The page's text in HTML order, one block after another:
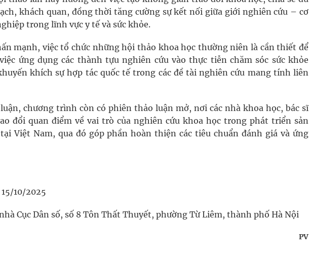
khách quan, đồng thời tăng cường sự kết nối giữa giới nghiên cứu – cơ
trong lĩnh vực y tế và sức khỏe.
mạnh, việc tổ chức những hội thảo khoa học thường niên là cần thiết để
ứng dụng các thành tựu nghiên cứu vào thực tiễn chăm sóc sức khỏe
khích sự hợp tác quốc tế trong các đề tài nghiên cứu mang tính liên
chương trình còn có phiên thảo luận mở, nơi các nhà khoa học, bác sĩ
đổi quan điểm về vai trò của nghiên cứu khoa học trong phát triển sản
Việt Nam, qua đó góp phần hoàn thiện các tiêu chuẩn đánh giá và ứng
10/2025
Cục Dân số, số 8 Tôn Thất Thuyết, phường Từ Liêm, thành phố Hà Nội
PV